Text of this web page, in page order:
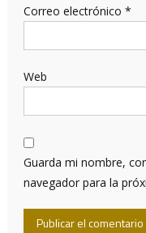
Correo electrónico *
Web
Guarda mi nombre,
navegador para la